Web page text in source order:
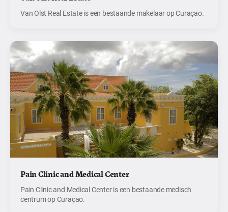
Van Olst Real Estate is een bestaande makelaar op Curaçao.
Pain Clinic and Medical Center
Pain Clinic and Medical Center is een bestaande medisch
centrum op Curaçao.